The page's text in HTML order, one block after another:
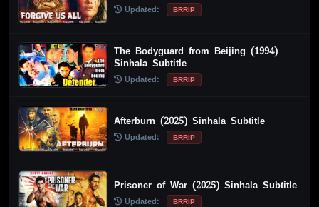
Updated: BRRIP
The Bodyguard from Beijing (1994)
Sinhala Subtitle
Updated: BRRIP
Afterburn (2025) Sinhala Subtitle
Updated: BRRIP
Prisoner of War (2025) Sinhala Subtitle
Updated: BRRIP